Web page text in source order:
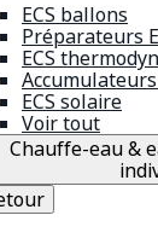
ECS ballons
Préparateurs
ECS
Accumulateurs
ECS solaire
Voir tout
Chauffe-eau &